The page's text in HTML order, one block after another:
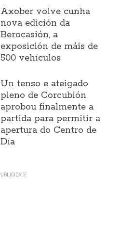
Axober volve cunha
nova edición da
Berocasión, a
exposición de máis de
500 vehículos
Un tenso e ateigado
pleno de Corcubión
aprobou finalmente a
partida para permitir a
apertura do Centro de
Día